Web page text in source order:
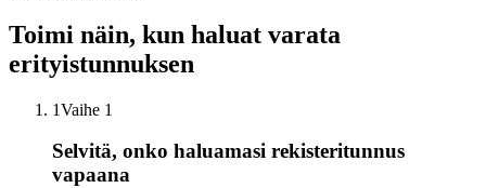
Toimi näin, kun haluat varata
erityistunnuksen
1Vaihe 1
Selvitä, onko haluamasi rekisteritunnus
vapaana